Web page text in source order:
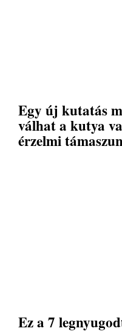
Egy új kutatás
válhat a kutya
érzelmi
Ez a 7